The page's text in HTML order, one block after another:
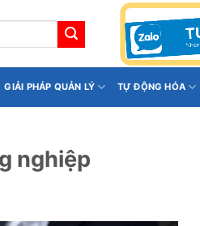
GIẢI PHÁP QUẢN LÝ TỰ ĐỘNG HÓA
nghiệp